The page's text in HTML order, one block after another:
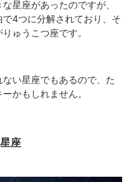
星座があったのですが、
4つに分解されており、そ
ゅうこつ座です。
い星座でもあるので、た
かもしれません。
座